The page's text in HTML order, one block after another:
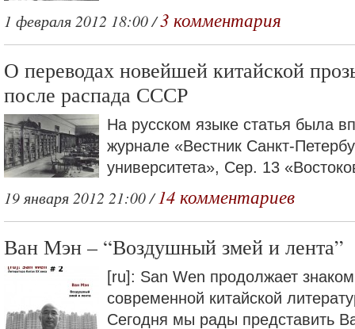
1 февраля 2012 18:00 /3 комментария
О переводах новейшей китайской
после распада СССР
На русском языке статья была
журнале «Вестник Санкт-
университета», Сер. 13
19 января 2012 21:00 /14 комментариев
Ван Мэн – “Воздушный змей и лента”
[ru]: San Wen продолжает
современной китайской
Сегодня мы рады представить